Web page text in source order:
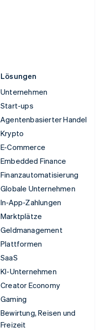
Lösungen
Unternehmen
Start-ups
Agentenbasierter Handel
Krypto
E-Commerce
Embedded Finance
Finanzautomatisierung
Globale Unternehmen
In-App-Zahlungen
Marktplätze
Geldmanagement
Plattformen
SaaS
KI-Unternehmen
Creator Economy
Gaming
Bewirtung, Reisen und
Freizeit